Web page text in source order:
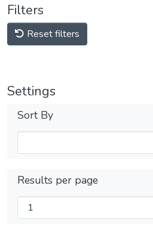
Filters
Reset filters
Settings
Sort By
Results per page